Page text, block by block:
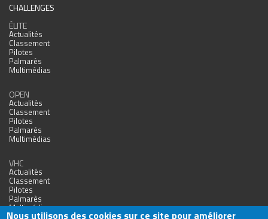
CHALLENGES
ÉLITE
Actualités
Classement
Pilotes
Palmarès
Multimédias
OPEN
Actualités
Classement
Pilotes
Palmarès
Multimédias
VHC
Actualités
Classement
Pilotes
Palmarès
Multimédias
Nous utilisons des cookies sur ce site pour améliorer